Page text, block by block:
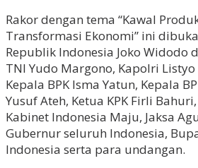
Rakor dengan tema “Kawal
Transformasi Ekonomi” ini
Republik Indonesia Joko Widodo
TNI Yudo Margono, Kapolri
Kepala BPK Isma Yatun, Kepala
Yusuf Ateh, Ketua KPK Firli
Kabinet Indonesia Maju, Jaksa
Gubernur seluruh Indonesia,
Indonesia serta para undangan.